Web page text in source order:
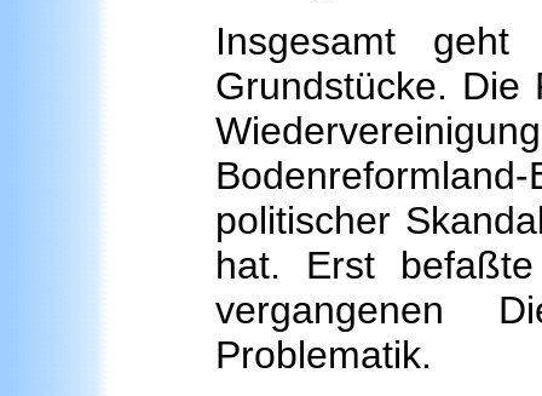
Insgesamt
Grundstücke.
politischer
hat. Erst
vergangenen
Problematik.